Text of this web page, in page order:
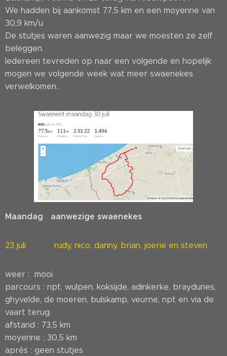
We hadden bij aankomst 77,5 km en een moyenne van
30,9 km/u
De stutjes waren aanwezig maar we moesten ze zelf
beleggen.
Iedereen tevreden op naar een volgende en hopelijk
mogen we volgende week wat meer swaenekes
verwelkomen..
Maandag aanwezige swaenekes
23 juli rudy, nico, danny, brian, joerie en steven
weer : mooi
parcours : npt, wulpen, koksijde, adinkerke, braydunes,
ghyvelde, de moeren, bulskamp, veurne, npt en via de
vaart terug.
afstand : 73,5 km
moyenne : 30,5 km
après : geen stutjes